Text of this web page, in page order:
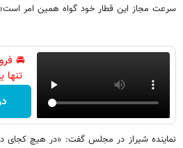
سرعت مجاز این قطار خود گواه همین امر
🚘
نماینده شیراز در مجلس گفت: «در هیچ کجای